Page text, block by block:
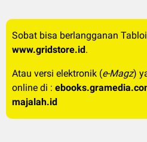
Sobat bisa berlangganan
www.gridstore.id.
Atau versi elektronik (e-Magz)
online di :
majalah.id